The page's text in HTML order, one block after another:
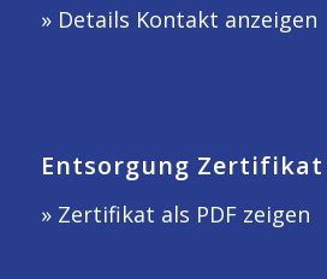
» Details Kontakt anzeigen
Entsorgung Zertifikat
» Zertifikat als PDF zeigen